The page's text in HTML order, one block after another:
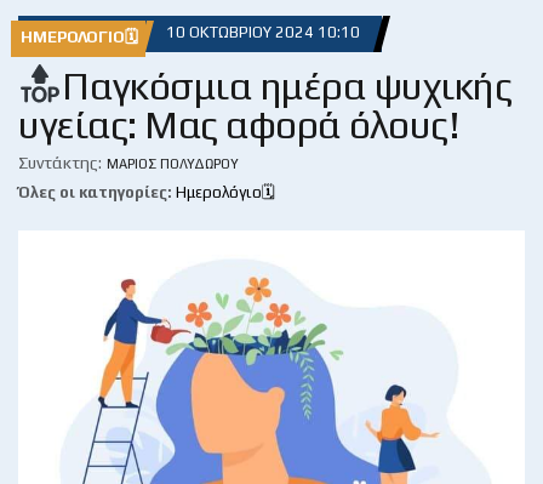
ΗΜΕΡΟΛΌΓΙΟ🗓 10 ΟΚΤΩΒΡΊΟΥ 2024 10:10
Παγκόσμια ημέρα ψυχικής
υγείας: Μας αφορά όλους!
Συντάκτης: ΜΆΡΙΟΣ ΠΟΛΥΔΏΡΟΥ
Όλες οι κατηγορίες: Ημερολόγιο🗓